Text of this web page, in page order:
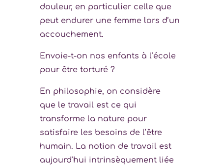
douleur, en particulier celle que
peut endurer une femme lors d’un
accouchement.
Envoie-t-on nos enfants à l’école
pour être torturé ?
En philosophie, on considère
que le travail est ce qui
transforme la nature pour
satisfaire les besoins de l’être
humain. La notion de travail est
aujourd’hui intrinsèquement liée